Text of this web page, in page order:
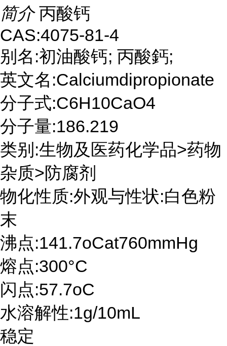
简介 丙酸钙
CAS:4075-81-4
别名:初油酸钙; 丙酸鈣;
英文名:Calciumdipropionate
分子式:C6H10CaO4
分子量:186.219
类别:生物及医药化学品>药物
杂质>防腐剂
物化性质:外观与性状:白色粉
末
沸点:141.7oCat760mmHg
熔点:300°C
闪点:57.7oC
水溶解性:1g/10mL
稳定